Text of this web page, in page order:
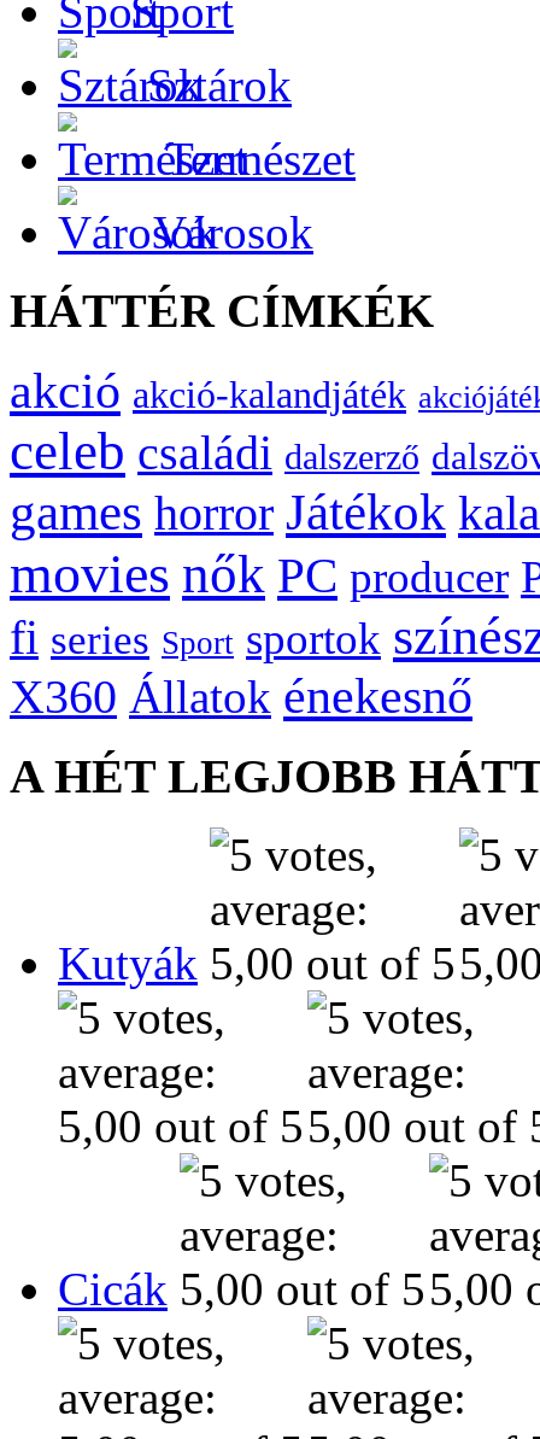
Sport
Sztárok
Természet
Városok
HÁTTÉR CÍMKÉK
akció akció-kalandjáték
celeb családi dalszerző
games horror Játékok
movies nők PC producer
fi series Sport sportok
X360 Állatok énekesnő
A HÉT LEGJOBB
Kutyák
Cicák